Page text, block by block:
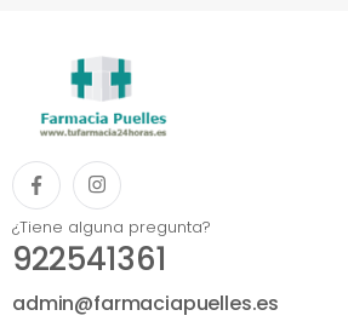
¿Tiene alguna pregunta?
922541361
admin@farmaciapuelles.es